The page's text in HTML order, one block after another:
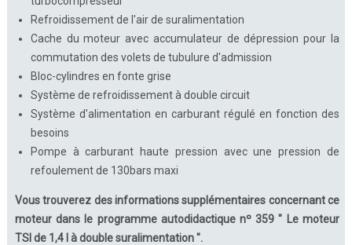
Refroidissement de l'air de suralimentation
Cache du moteur avec accumulateur de dépression pour la
commutation des volets de tubulure d'admission
Bloc-cylindres en fonte grise
Système de refroidissement à double circuit
Système d'alimentation en carburant régulé en fonction des
besoins
Pompe à carburant haute pression avec une pression de
refoulement de 130bars maxi
Vous trouverez des informations supplémentaires concernant ce
moteur dans le programme autodidactique nº 359 " Le moteur
TSI de 1,4 l à double suralimentation ".